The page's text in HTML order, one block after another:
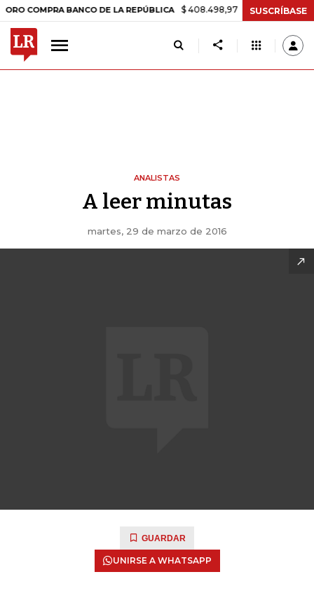
BANCO DE LA REPÚBLICA $ 408.498,97 +$ 8.753,81 +2,19%
SUSCRÍBASE
ANALISTAS
A leer minutas
martes, 29 de marzo de 2016
GUARDAR
UNIRSE A WHATSAPP